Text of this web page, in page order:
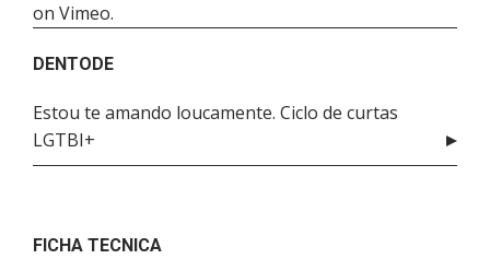
on Vimeo.
DENTODE
Estou te amando loucamente. Ciclo de curtas
LGTBI+
FICHA TECNICA